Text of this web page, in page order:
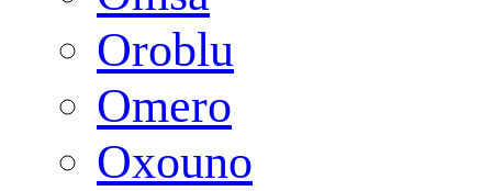
Oroblu
Omero
Oxouno